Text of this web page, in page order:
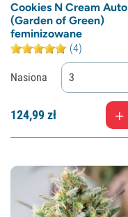
Cookies N Cream Auto
(Garden of Green)
feminizowane
(4)
Nasiona 3
124,99zł